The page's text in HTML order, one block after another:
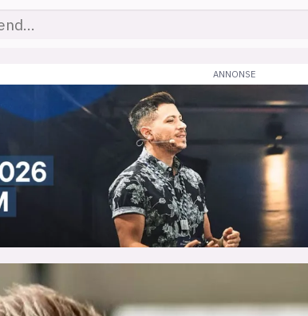
KI karriere
kontor frontend backend
tilgjengelighet ukas koder